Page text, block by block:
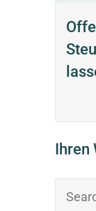
Ihren